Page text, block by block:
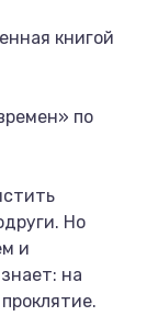
книгой
по
Но
и
на